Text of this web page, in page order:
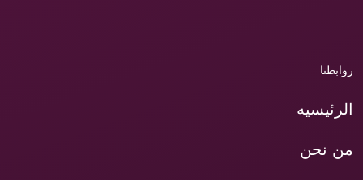
روابطنا
الرئيسيه
من نحن